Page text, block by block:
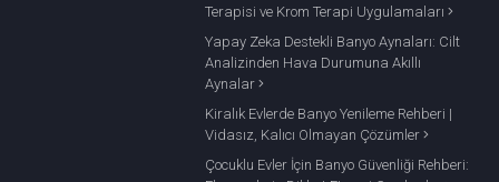
Terapisi ve Krom Terapi Uygulamaları
Yapay Zeka Destekli Banyo Aynaları: Cilt
Analizinden Hava Durumuna Akıllı
Aynalar
Kiralık Evlerde Banyo Yenileme Rehberi |
Vidasız, Kalıcı Olmayan Çözümler
Çocuklu Evler İçin Banyo Güvenliği Rehberi: